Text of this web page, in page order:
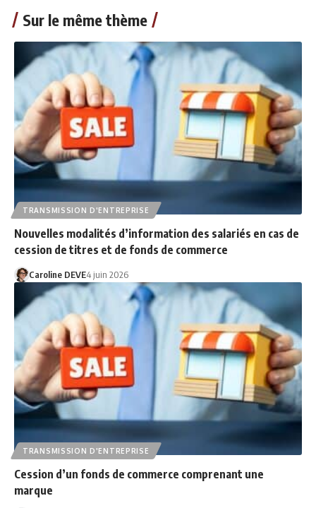
Sur le même thème
TRANSMISSION D'ENTREPRISE
Nouvelles modalités d’information des salariés en cas de
cession de titres et de fonds de commerce
Caroline DEVE4 juin 2026
TRANSMISSION D'ENTREPRISE
Cession d’un fonds de commerce comprenant une
marque